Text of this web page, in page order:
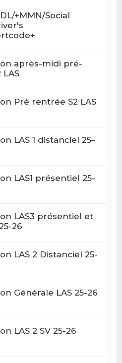
+MMN/Social
après-midi pré-
Pré rentrée S2 LAS
LAS 1 distanciel 25–
LAS1 présentiel 25-
LAS3 présentiel et
26
LAS 2 Distanciel 25-
Générale LAS 25-26
LAS 2 SV 25-26